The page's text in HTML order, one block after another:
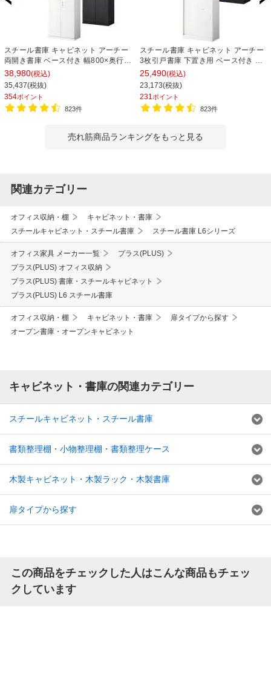
スチール書庫 キャビネット アーチー
両開き書庫 ベース付き 幅800×奥行
400×高さ1850mm
38,980(税込)
35,437(税抜)
354ポイント
823件
スチール書庫 キャビネット アーチー
3枚引戸書庫 下置き用 ベース付き 幅
800×奥行400×高さ1100mm
25,490(税込)
23,173(税抜)
231 ポイント
823件
売れ筋商品ランキングをもっと見る
関連カテゴリー
オフィス収納・棚
キャビネット・書庫
スチールキャビネット・スチール書庫
スチール書庫 L6シリーズ
オフィス家具 メーカー一覧
プラス(PLUS)
プラス(PLUS) オフィス収納
プラス(PLUS) 書庫・スチールキャビネット
プラス(PLUS) L6 スチール書庫
オフィス収納・棚 キャビネット・書庫
扉タイプから探す
オープン書庫・オープンキャビネット
キャビネット・書庫の関連カテゴリー
スチールキャビネット・スチール書庫
書類整理棚・小物整理棚・書類整理ケース
木製キャビネット・木製ラック・木製書庫
扉タイプから探す
この商品をチェックした人はこんな商品もチェッ
クしています